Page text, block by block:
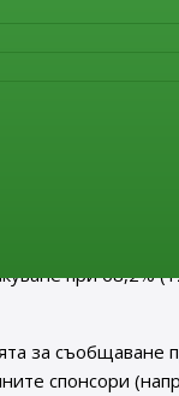
Clinical Trials
при 68,2%
за
спонсори